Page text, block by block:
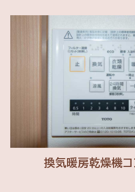
換気暖房乾燥機コ